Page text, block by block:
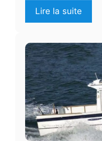
Lire la suite